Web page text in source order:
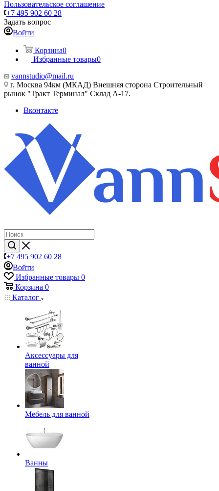
Пользовательское соглашение
+7 495 902 60 28
Задать вопрос
Войти
Корзина0
Избранные товары0
vannstudio@mail.ru
г. Москва 94км (МКАД) Внешняя сторона Строительный
рынок "Тракт Терминал" Склад А-17.
Вконтакте
+7 495 902 60 28
Войти
Избранные товары 0
Корзина 0
Каталог
Аксессуары для
ванной
Мебель для ванной
Ванны